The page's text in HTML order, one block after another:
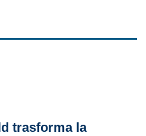
trasforma la